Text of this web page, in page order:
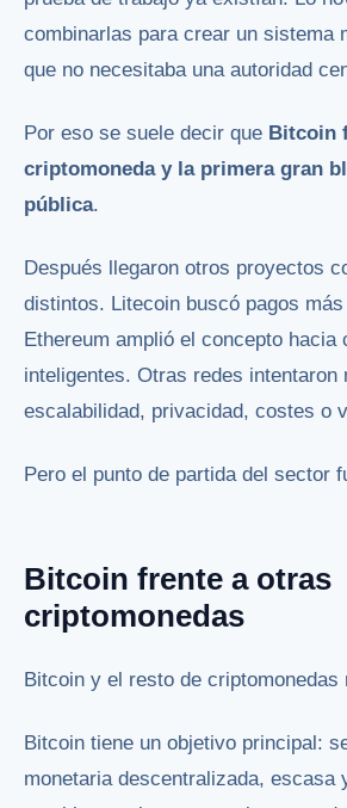
combinarlas para crear un sistema
que no necesitaba una autoridad
Por eso se suele decir que Bitcoin
criptomoneda y la primera gran
pública.
Después llegaron otros proyectos
distintos. Litecoin buscó pagos
Ethereum amplió el concepto hacia
inteligentes. Otras redes intentaron
escalabilidad, privacidad, costes o
Pero el punto de partida del sector
Bitcoin frente a otras
criptomonedas
Bitcoin y el resto de criptomonedas
Bitcoin tiene un objetivo principal:
monetaria descentralizada, escasa